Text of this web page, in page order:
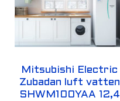
Mitsubishi Electric
Zubadan luft vatten
SHWM100YAA 12,4